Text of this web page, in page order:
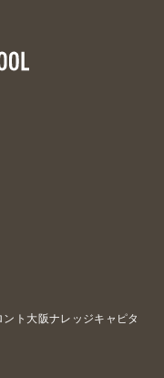
ト大阪ナレッジキャピタ